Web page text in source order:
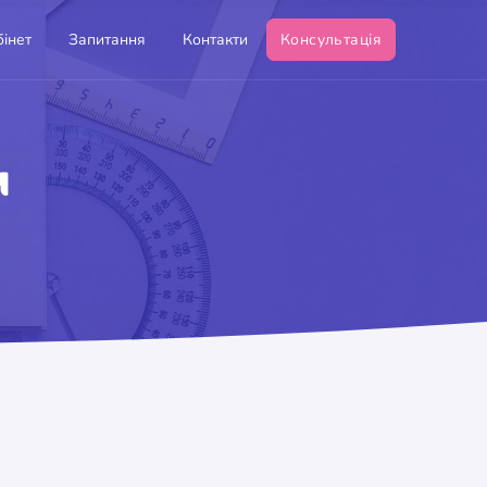
Запитання Контакти Консультація